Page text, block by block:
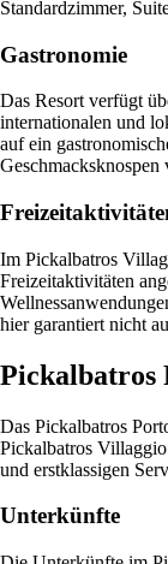
Standardzimmer,
Gastronomie
Das Resort verfügt
internationalen und
auf ein
Geschmacksknospen
Im Pickalbatros
Freizeitaktivitäten
hier garantiert nicht
Pickalbatros
Das Pickalbatros
Pickalbatros
und erstklassigen
Unterkünfte